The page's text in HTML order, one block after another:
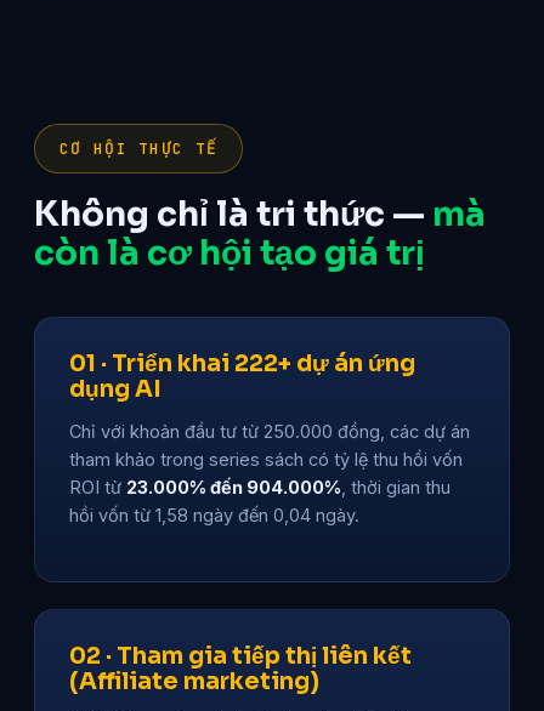
CƠ HỘI THỰC TẾ
Không chỉ là tri thức — mà
còn là cơ hội tạo giá trị
01 · Triển khai 222+ dự án ứng
dụng AI
Chỉ với khoản đầu tư từ 250.000 đồng, các dự án
tham khảo trong series sách có tỷ lệ thu hồi vốn
ROI từ 23.000% đến 904.000% , thời gian thu
hồi vốn từ 1,58 ngày đến 0,04 ngày.
02 · Tham gia tiếp thị liên kết
(Affiliate marketing)